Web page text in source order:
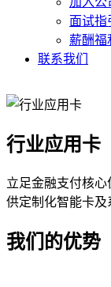
面试指
薪酬福
联系我们
行业应用卡
立足金融支付核
供定制化智能卡及
我们的优势